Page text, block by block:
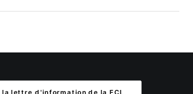
lettre d'information de la FCL